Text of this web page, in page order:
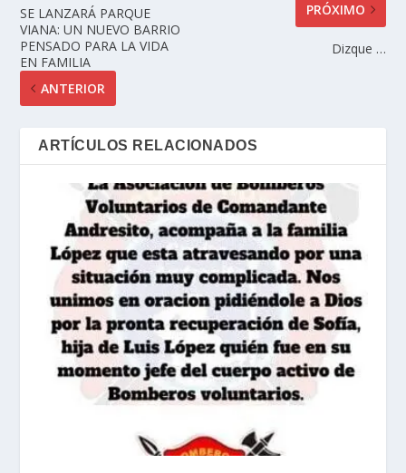
SE LANZARÁ PARQUE
VIANA: UN NUEVO BARRIO
PENSADO PARA LA VIDA
EN FAMILIA
ANTERIOR
PRÓXIMO
Dizque …
ARTÍCULOS RELACIONADOS